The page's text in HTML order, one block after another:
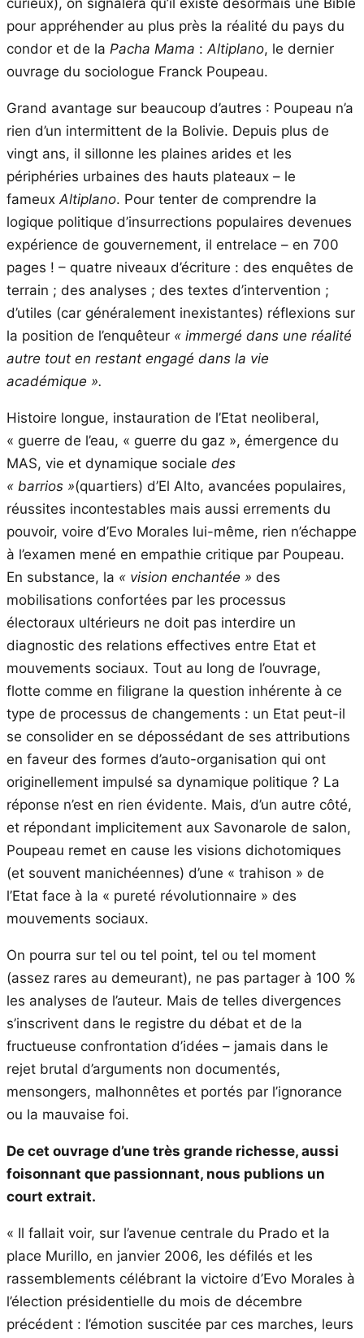
curieux), on signalera qu’il existe désormais une Bible
pour appréhender au plus près la réalité du pays du
condor et de la Pacha Mama :Altiplano, le dernier
ouvrage du sociologue Franck Poupeau.
Grand avantage sur beaucoup d’autres : Poupeau n’a
rien d’un intermittent de la Bolivie. Depuis plus de
vingt ans, il sillonne les plaines arides et les
périphéries urbaines des hauts plateaux – le
fameuxAltiplano. Pour tenter de comprendre la
logique politique d’insurrections populaires devenues
expérience de gouvernement, il entrelace – en 700
pages ! – quatre niveaux d’écriture : des enquêtes de
terrain ; des analyses ; des textes d’intervention ;
d’utiles (car généralement inexistantes) réflexions sur
la position de l’enquêteur « immergé dans une réalité
autre tout en restant engagé dans la vie
académique ».
Histoire longue, instauration de l’Etat neoliberal,
« guerre de l’eau, « guerre du gaz », émergence du
MAS, vie et dynamique sociale des
« barrios »(quartiers) d’El Alto, avancées populaires,
réussites incontestables mais aussi errements du
pouvoir, voire d’Evo Morales lui-même, rien n’échappe
à l’examen mené en empathie critique par Poupeau.
En substance, la « vision enchantée » des
mobilisations confortées par les processus
électoraux ultérieurs ne doit pas interdire un
diagnostic des relations effectives entre Etat et
mouvements sociaux. Tout au long de l’ouvrage,
flotte comme en filigrane la question inhérente à ce
type de processus de changements : un Etat peut-il
se consolider en se dépossédant de ses attributions
en faveur des formes d’auto-organisation qui ont
originellement impulsé sa dynamique politique ? La
réponse n’est en rien évidente. Mais, d’un autre côté,
et répondant implicitement aux Savonarole de salon,
Poupeau remet en cause les visions dichotomiques
(et souvent manichéennes) d’une « trahison » de
l’Etat face à la « pureté révolutionnaire » des
mouvements sociaux.
On pourra sur tel ou tel point, tel ou tel moment
(assez rares au demeurant), ne pas partager à 100 %
les analyses de l’auteur. Mais de telles divergences
s’inscrivent dans le registre du débat et de la
fructueuse confrontation d’idées – jamais dans le
rejet brutal d’arguments non documentés,
mensongers, malhonnêtes et portés par l’ignorance
ou la mauvaise foi.
De cet ouvrage d’une très grande richesse, aussi
foisonnant que passionnant, nous publions un
court extrait.
« Il fallait voir, sur l’avenue centrale du Prado et la
place Murillo, en janvier 2006, les défilés et les
rassemblements célébrant la victoire d’Evo Morales à
l’élection présidentielle du mois de décembre
précédent : l’émotion suscitée par ces marches, leurs